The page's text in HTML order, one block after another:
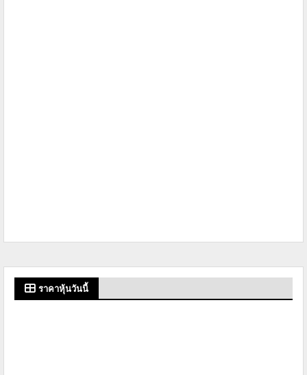
ราคาหุ้นวันนี้